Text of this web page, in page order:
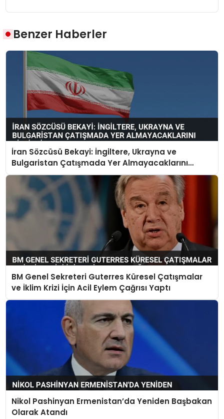
Benzer Haberler
İran Sözcüsü Bekayi: İngiltere, Ukrayna ve
Bulgaristan Çatışmada Yer Almayacaklarını
Bildirdi
BM Genel Sekreteri Guterres Küresel Çatışmalar
ve İklim Krizi İçin Acil Eylem Çağrısı Yaptı
Nikol Pashinyan Ermenistan’da Yeniden Başbakan
Olarak Atandı